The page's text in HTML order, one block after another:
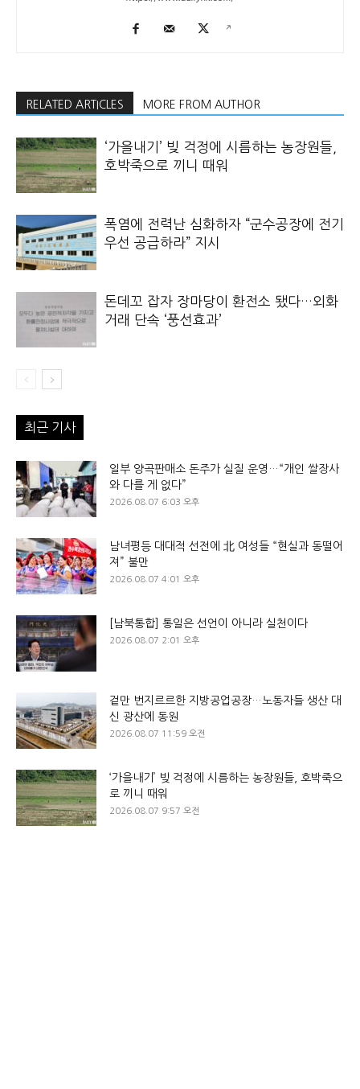
RELATED ARTICLES MORE FROM AUTHOR
‘가을내기’ 빚 걱정에 시름하는 농장원들,
호박죽으로 끼니 때워
폭염에 전력난 심화하자 “군수공장에 전기
우선 공급하라” 지시
돈데꼬 잡자 장마당이 환전소 됐다…외화
거래 단속 ‘풍선효과’
최근 기사
일부 양곡판매소 돈주가 실질 운영…“개인 쌀장사
와 다를 게 없다”
2026.08.07 6:03 오후
남녀평등 대대적 선전에 北 여성들 “현실과 동떨어
져” 불만
2026.08.07 4:01 오후
[남북통합] 통일은 선언이 아니라 실천이다
2026.08.07 2:01 오후
겉만 번지르르한 지방공업공장…노동자들 생산 대
신 광산에 동원
2026.08.07 11:59 오전
‘가을내기’ 빚 걱정에 시름하는 농장원들, 호박죽으
로 끼니 때워
2026.08.07 9:57 오전